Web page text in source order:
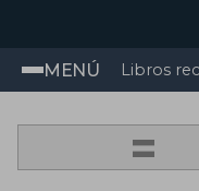
MENÚ Libros
=